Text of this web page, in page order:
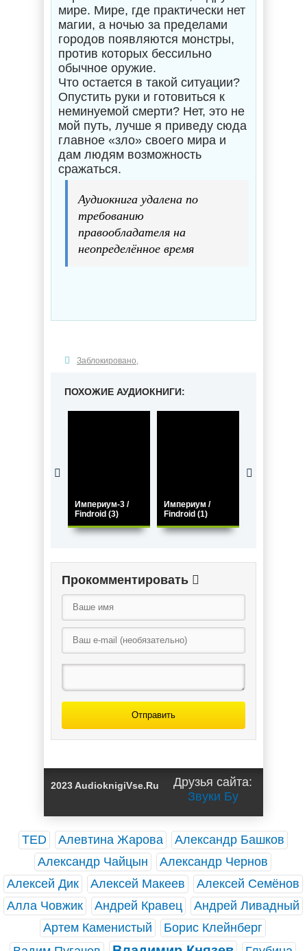
мире. Мире, где практически нет
магии, а ночью за пределами
городов появляются монстры,
против которых бессильно
обычное оружие.
Что остается в такой ситуации?
Опустить руки и готовиться к
неминуемой смерти? Нет, это не
мой путь, лучше я приведу сюда
главное «зло» своего мира и
дам людям возможность
сражаться.
Аудиокнига удалена по
требованию
правообладателя на
неопределённое время
Заблокировано,
ПОХОЖИЕ АУДИОКНИГИ:
Империум-3 /
Findroid (3)
Империум /
Findroid (1)
Прокомментировать
Отправить
2023 AudioknigiVse.Ru
Друзья сайта:
Звуки Бу
TED Алевтина Жарова
Александр Башков
Александр Чайцын
Александр Чернов
Алексей Дик
Алексей Макеев
Алексей Семёнов
Алла Човжик
Андрей Кравец
Андрей Ливадный
Артем Каменистый
Борис Клейнберг